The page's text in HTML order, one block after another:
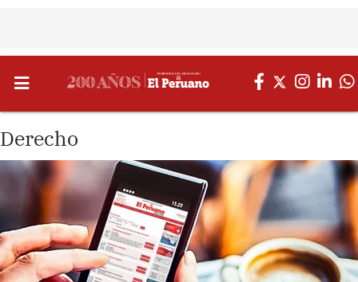
Derecho